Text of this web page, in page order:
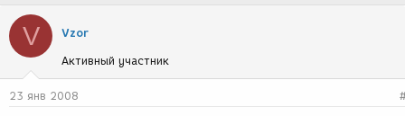
о
р
е
м
ы
с
з
д
а
V Vzor
Активный участник
23 янв 2008